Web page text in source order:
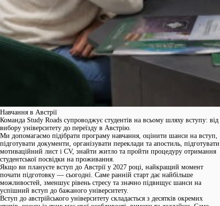
Навчання в Австрії
Команда Study Roads супроводжує студентів на всьому шляху вступу: від
вибору університету до переїзду в Австрію.
Ми допомагаємо підібрати програму навчання, оцінити шанси на вступ,
підготувати документи, організувати переклади та апостиль, підготувати
мотиваційний лист і CV, знайти житло та пройти процедуру отримання
студентської посвідки на проживання.
Якщо ви плануєте вступ до Австрії у 2027 році, найкращий момент
почати підготовку — сьогодні. Саме ранній старт дає найбільше
можливостей, зменшує рівень стресу та значно підвищує шанси на
успішний вступ до бажаного університету.
Вступ до австрійського університету складається з десятків окремих